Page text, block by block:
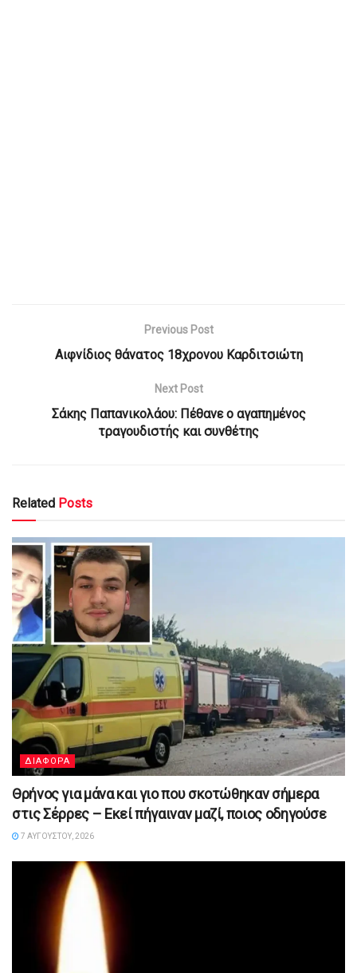
Previous Post
Αιφνίδιος θάνατος 18χρονου Καρδιτσιώτη
Next Post
Σάκης Παπανικολάου: Πέθανε ο αγαπημένος
τραγουδιστής και συνθέτης
Related Posts
ΔΙΑΦΟΡΑ
Θρήνος για μάνα και γιο που σκοτώθηκαν σήμερα
στις Σέρρες – Εκεί πήγαιναν μαζί, ποιος οδηγούσε
7 ΑΥΓΟΎΣΤΟΥ, 2026